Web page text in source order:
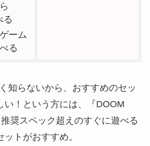
る
ーム
る
知らないから、おすすめのセッ
い！という方には、『DOOM
奨スペック超えのすぐに遊べる
トがおすすめ。